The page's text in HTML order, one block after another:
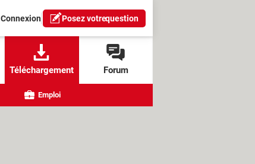
Connexion Posez votrequestion
Téléchargement Forum
Emploi